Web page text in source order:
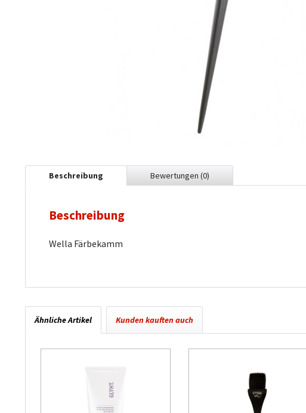
Beschreibung Bewertungen (0)
Beschreibung
Wella Färbekamm
Ähnliche Artikel Kunden kauften auch